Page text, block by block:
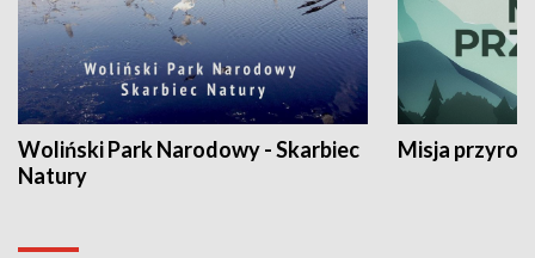
Woliński Park Narodowy - Skarbiec
Natury
Misja